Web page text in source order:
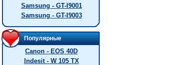
Samsung - GT-I9001
Samsung - GT-I9003
Популярные
Canon - EOS 40D
Indesit - W 105 TX